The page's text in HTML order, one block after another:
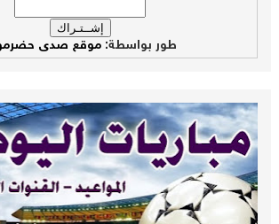
طور بواسطة:موقع صدى حضرموت